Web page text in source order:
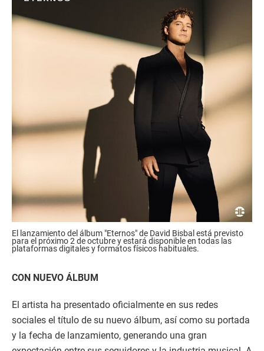
El lanzamiento del álbum "Eternos" de David Bisbal está previsto
para el próximo 2 de octubre y estará disponible en todas las
plataformas digitales y formatos físicos habituales.
CON NUEVO ÁLBUM
El artista ha presentado oficialmente en sus redes
sociales el título de su nuevo álbum, así como su portada
y la fecha de lanzamiento, generando una gran